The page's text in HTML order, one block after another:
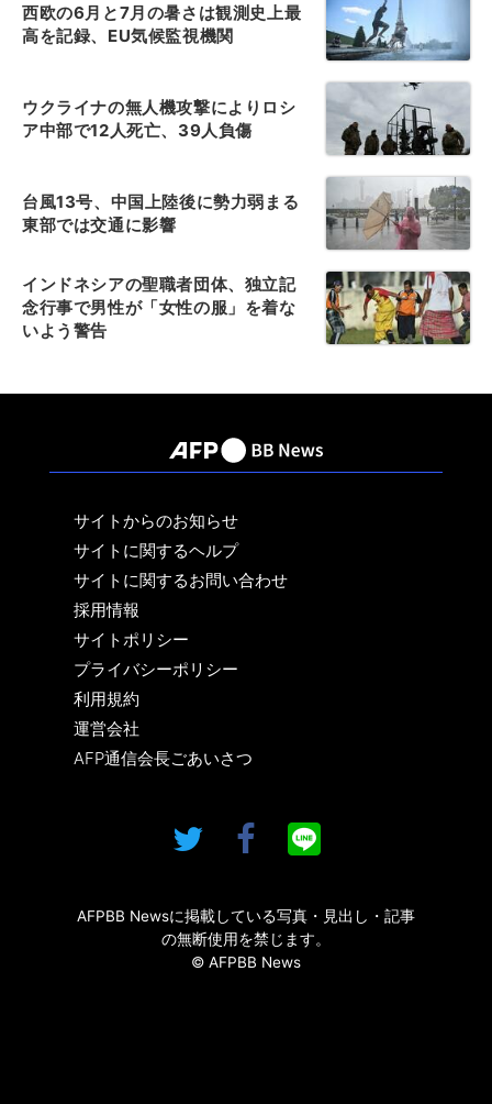
西欧の6月と7月の暑さは観測史上最
高を記録、EU気候監視機関
ウクライナの無人機攻撃によりロシ
ア中部で12人死亡、39人負傷
台風13号、中国上陸後に勢力弱まる
東部では交通に影響
インドネシアの聖職者団体、独立記
念行事で男性が「女性の服」を着な
いよう警告
サイトからのお知らせ
サイトに関するヘルプ
サイトに関するお問い合わせ
採用情報
サイトポリシー
プライバシーポリシー
利用規約
運営会社
AFP通信会長ごあいさつ
AFPBB Newsに掲載している写真・見出し・記事
の無断使用を禁じます。
© AFPBB News